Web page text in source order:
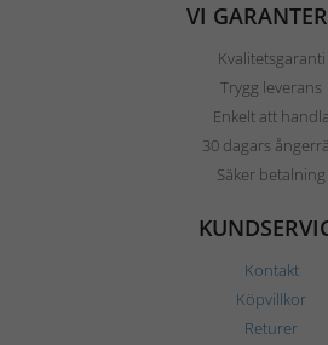
VI
Kvalitetsgaranti
Trygg leverans
Enkelt att handla
30 dagars
Säker betalning
Kontakt
Köpvillkor
Returer